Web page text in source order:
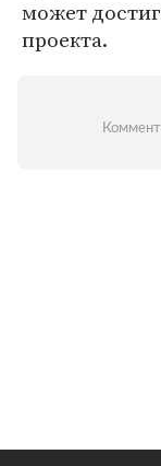
может
проекта.